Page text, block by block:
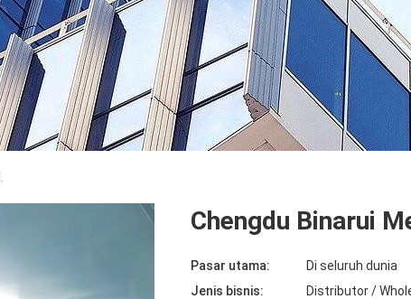
Chengdu Binarui
Pasar utama:
Di seluruh dunia
Jenis bisnis:
Distributor /